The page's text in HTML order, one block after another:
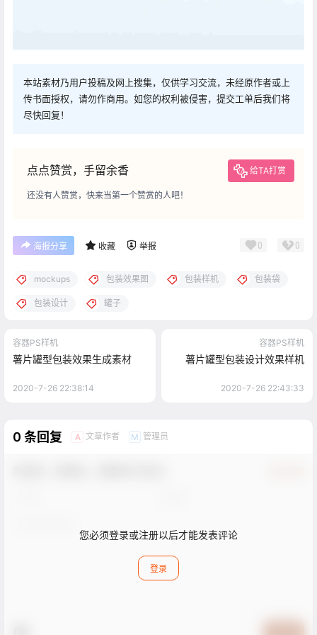
本站素材乃用户投稿及网上搜集，仅供学习交流，未经原作者或上
传书面授权，请勿作商用。如您的权利被侵害，提交工单后我们将
尽快回复！
点点赞赏，手留余香 给TA打赏
还没有人赞赏，快来当第一个赞赏的人吧！
海报分享 收藏 举报 0 0
mockups 包装效果图 包装样机 包装袋
包装设计 罐子
容器PS样机
薯片罐型包装效果生成素材
2020-7-26 22:38:14
容器PS样机
薯片罐型包装设计效果样机
2020-7-26 22:43:33
0 条回复 A 文章作者 M 管理员
您必须登录或注册以后才能发表评论
登录